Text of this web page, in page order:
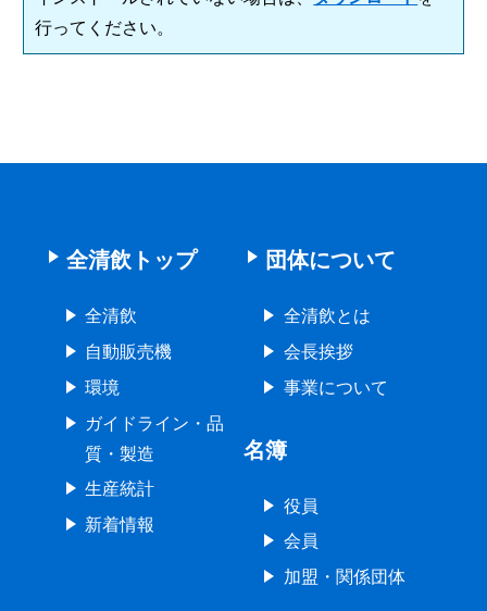
行ってください。
全清飲トップ
全清飲
自動販売機
環境
ガイドライン・品
質・製造
生産統計
新着情報
団体について
全清飲とは
会長挨拶
事業について
名簿
役員
会員
加盟・関係団体